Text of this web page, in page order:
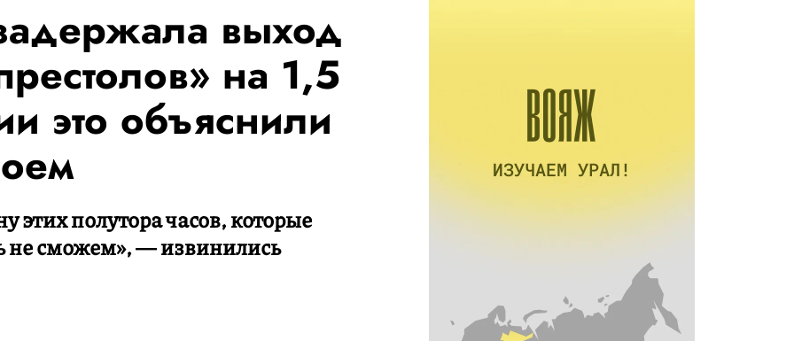
выход
на 1,5
это объяснили
полутора часов, которые
не сможем», ― извинились